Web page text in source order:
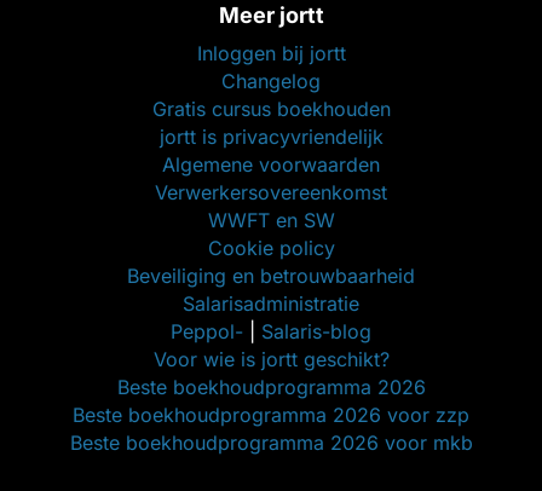
Meer jortt
Inloggen bij jortt
Changelog
Gratis cursus boekhouden
jortt is privacyvriendelijk
Algemene voorwaarden
Verwerkersovereenkomst
WWFT en SW
Cookie policy
Beveiliging en betrouwbaarheid
Salarisadministratie
Peppol-
Salaris-blog
Voor wie is jortt geschikt?
Beste boekhoudprogramma 2026
Beste boekhoudprogramma 2026 voor zzp
Beste boekhoudprogramma 2026 voor mkb